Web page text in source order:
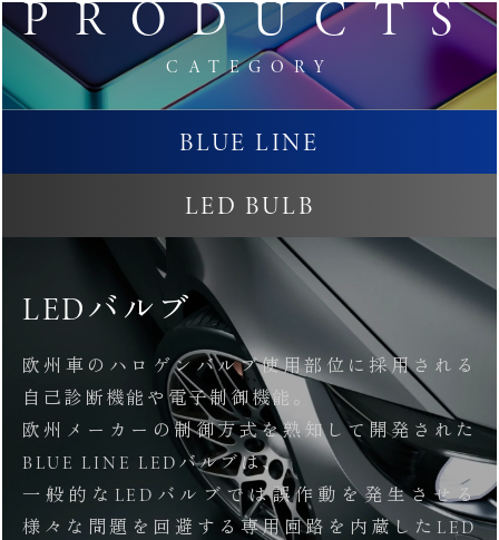
PRODUCTS
CATEGORY
BLUE LINE
LED BULB
LEDバルブ
欧州車のハロゲンバルブ使用部位に採用される
自己診断機能や電子制御機能。
欧州メーカーの制御方式を熟知して開発された
BLUE LINE LEDバルブは、
一般的なLEDバルブでは誤作動を発生させる
様々な問題を回避する専用回路を内蔵したLED